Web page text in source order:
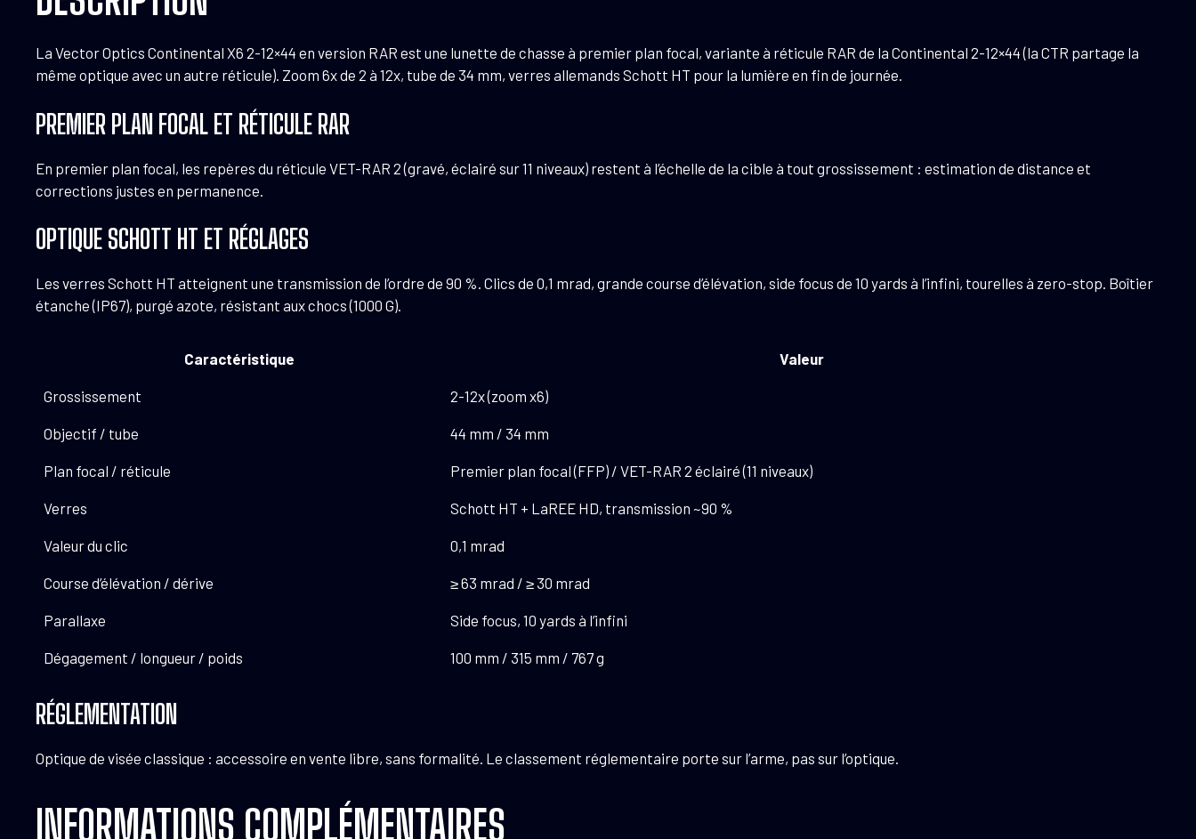
La Vector Optics Continental X6 2-12×44 en version RAR est une lunette de chasse à premier plan focal, variante à réticule RAR de la Continental 2-12×44 (la CTR partage la
même optique avec un autre réticule). Zoom 6x de 2 à 12x, tube de 34 mm, verres allemands Schott HT pour la lumière en fin de journée.
PREMIER PLAN FOCAL ET RÉTICULE RAR
En premier plan focal, les repères du réticule VET-RAR 2 (gravé, éclairé sur 11 niveaux) restent à l’échelle de la cible à tout grossissement : estimation de distance et
corrections justes en permanence.
OPTIQUE SCHOTT HT ET RÉGLAGES
Les verres Schott HT atteignent une transmission de l’ordre de 90 %. Clics de 0,1 mrad, grande course d’élévation, side focus de 10 yards à l’infini, tourelles à zero-stop. Boîtier
étanche (IP67), purgé azote, résistant aux chocs (1000 G).
Caractéristique Valeur
Grossissement 2-12x (zoom x6)
Objectif / tube 44 mm / 34 mm
Plan focal / réticule Premier plan focal (FFP) / VET-RAR 2 éclairé (11 niveaux)
Verres Schott HT + LaREE HD, transmission ~90 %
Valeur du clic 0,1 mrad
Course d’élévation / dérive ≥ 63 mrad / ≥ 30 mrad
Parallaxe Side focus, 10 yards à l’infini
Dégagement / longueur / poids 100 mm / 315 mm / 767 g
RÉGLEMENTATION
Optique de visée classique : accessoire en vente libre, sans formalité. Le classement réglementaire porte sur l’arme, pas sur l’optique.
INFORMATIONS COMPLÉMENTAIRES